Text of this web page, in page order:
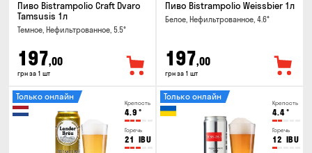
Пиво Bistrampolio Craft Dvaro
Tamsusis 1л
Темное, Нефильтрованное, 5.5°
197,00
грн за 1 шт
Пиво Bistrampolio Weissbier 1л
Белое, Нефильтрованное, 4.6°
197,00
грн за 1 шт
Крепость
4.9 °
Горечь
21 IBU
Только онлайн
Крепость
4.4°
Горечь
12 IBU
Только онлайн